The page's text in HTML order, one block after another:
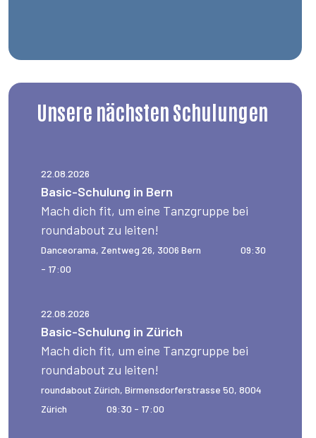
Unsere nächsten Schulungen
22.08.2026
Basic-Schulung in Bern
Mach dich fit, um eine Tanzgruppe bei
roundabout zu leiten!
Danceorama, Zentweg 26, 3006 Bern
09:30
- 17:00
22.08.2026
Basic-Schulung in Zürich
Mach dich fit, um eine Tanzgruppe bei
roundabout zu leiten!
roundabout Zürich, Birmensdorferstrasse 50, 8004
Zürich
09:30 - 17:00